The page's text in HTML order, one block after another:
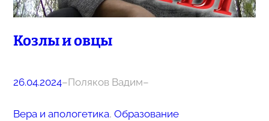
Козлы и овцы
26.04.2024–Поляков Вадим–
Вера и апологетика, Образование